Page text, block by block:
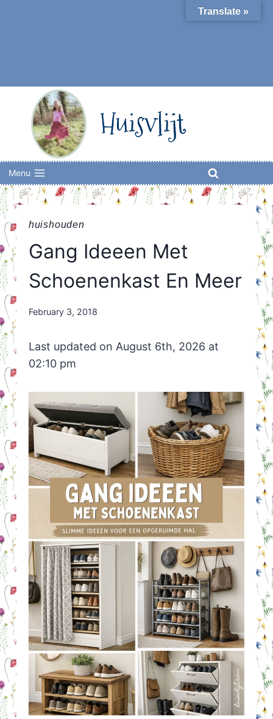
Huisvlijt
Menu
huishouden
Gang Ideeen Met
Schoenenkast En Meer
By
February 3, 2018
Last updated on August 6th, 2026 at
02:10 pm
Translate »